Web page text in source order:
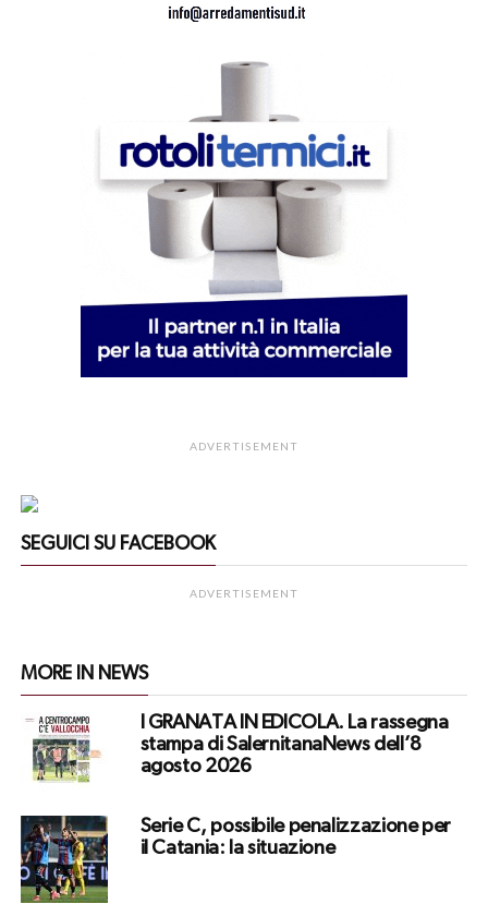
ADVERTISEMENT
SEGUICI SU FACEBOOK
ADVERTISEMENT
MORE IN NEWS
I GRANATA IN EDICOLA. La rassegna
stampa di SalernitanaNews dell’8
agosto 2026
Serie C, possibile penalizzazione per
il Catania: la situazione